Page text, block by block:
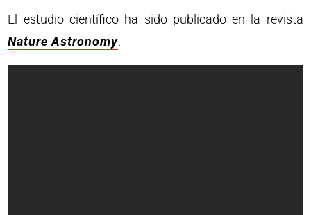
El estudio científico ha sido publicado en la revista
Nature Astronomy.